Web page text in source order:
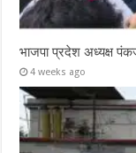
भाजपा प्रदेश अध्यक्ष
4 weeks ago